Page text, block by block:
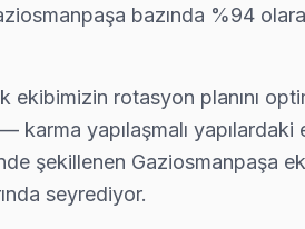
bazında %94
rotasyon planını
yapılaşmalı yapılardaki
şekillenen Gaziosmanpaşa
seyrediyor.